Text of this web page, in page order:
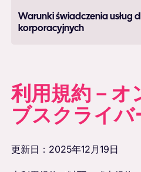
Warunki świadczenia usług
korporacyjnych
利用規約－オ
ブスクライバ
更新日：2025年12月19日